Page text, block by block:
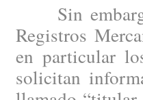
Sin
Registros
en particular
solicitan